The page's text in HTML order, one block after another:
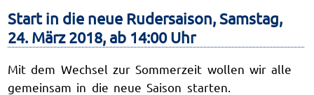
Start in die neue Rudersaison, Samstag,
24. März 2018, ab 14:00 Uhr
Mit dem Wechsel zur Sommerzeit wollen wir alle
gemeinsam in die neue Saison starten.